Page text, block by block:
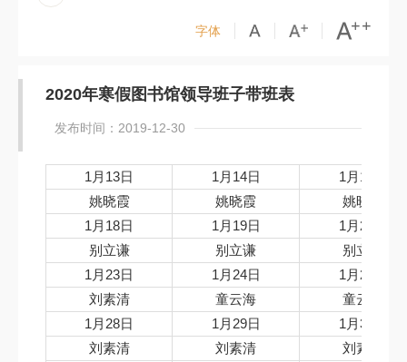
字体
2020年寒假图书馆领导班子带班表
发布时间：2019-12-30
1月13日 1月14日
1月15日
姚晓霞
姚晓霞
姚晓霞
1月18日
1月19日
1月20日
别立谦
别立谦
别立谦
1月23日
1月24日
1月25日
刘素清
童云海
童云海
1月28日
1月29日
1月30日
刘素清
刘素清
刘素清